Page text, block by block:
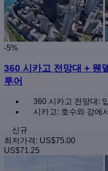
-5%
360 시카고 전망대 + 웬
투어
360 시카고 전망대:
시카고: 호수와 강에
신규
최저가격: US$75.00
US$71.25